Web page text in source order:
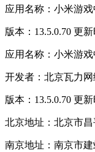
应用名称：小米游
版本：13.5.0.70 更
应用名称：小米游
开发者：北京瓦力网
版本：13.5.0.70 更
北京地址：北京市
南京地址：南京市